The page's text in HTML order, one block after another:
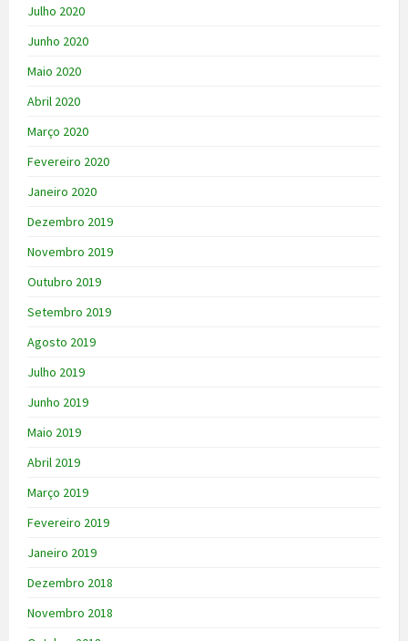
Julho 2020
Junho 2020
Maio 2020
Abril 2020
Março 2020
Fevereiro 2020
Janeiro 2020
Dezembro 2019
Novembro 2019
Outubro 2019
Setembro 2019
Agosto 2019
Julho 2019
Junho 2019
Maio 2019
Abril 2019
Março 2019
Fevereiro 2019
Janeiro 2019
Dezembro 2018
Novembro 2018